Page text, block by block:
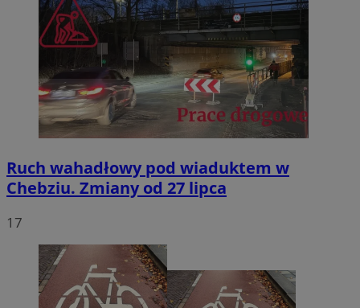
Ruch wahadłowy pod wiaduktem w
Chebziu. Zmiany od 27 lipca
17